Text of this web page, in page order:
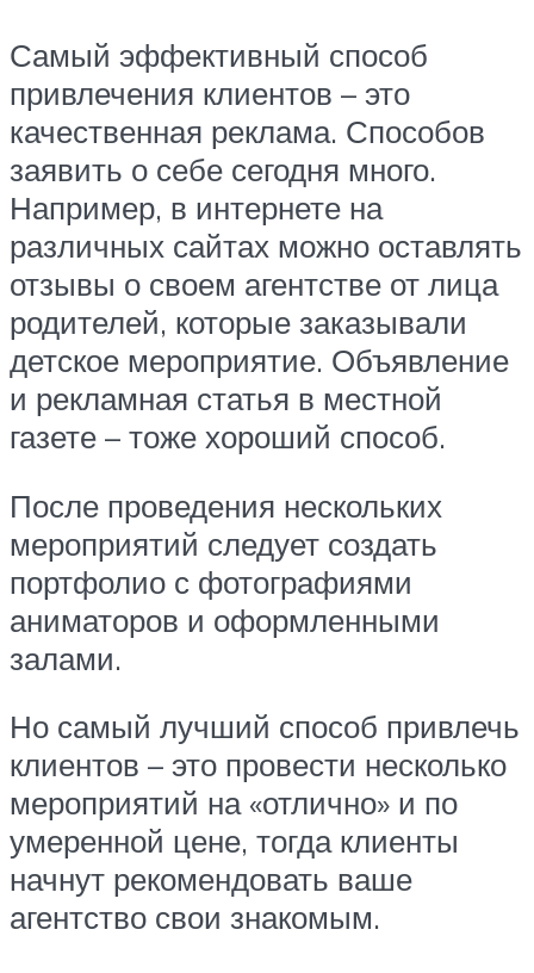
Самый эффективный способ
привлечения клиентов – это
качественная реклама. Способов
заявить о себе сегодня много.
Например, в интернете на
различных сайтах можно оставлять
отзывы о своем агентстве от лица
родителей, которые заказывали
детское мероприятие. Объявление
и рекламная статья в местной
газете – тоже хороший способ.
После проведения нескольких
мероприятий следует создать
портфолио с фотографиями
аниматоров и оформленными
залами.
Но самый лучший способ привлечь
клиентов – это провести несколько
мероприятий на «отлично» и по
умеренной цене, тогда клиенты
начнут рекомендовать ваше
агентство свои знакомым.